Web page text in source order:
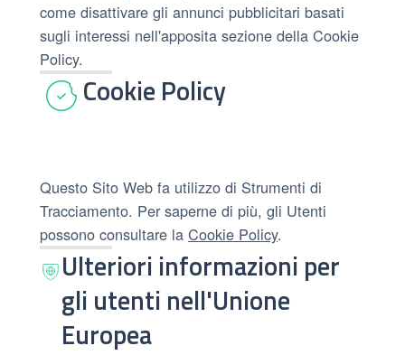
come disattivare gli annunci pubblicitari basati
sugli interessi nell'apposita sezione della Cookie
Policy.
Cookie Policy
Questo Sito Web fa utilizzo di Strumenti di
Tracciamento. Per saperne di più, gli Utenti
possono consultare la Cookie Policy.
Ulteriori informazioni per
gli utenti nell'Unione
Europea